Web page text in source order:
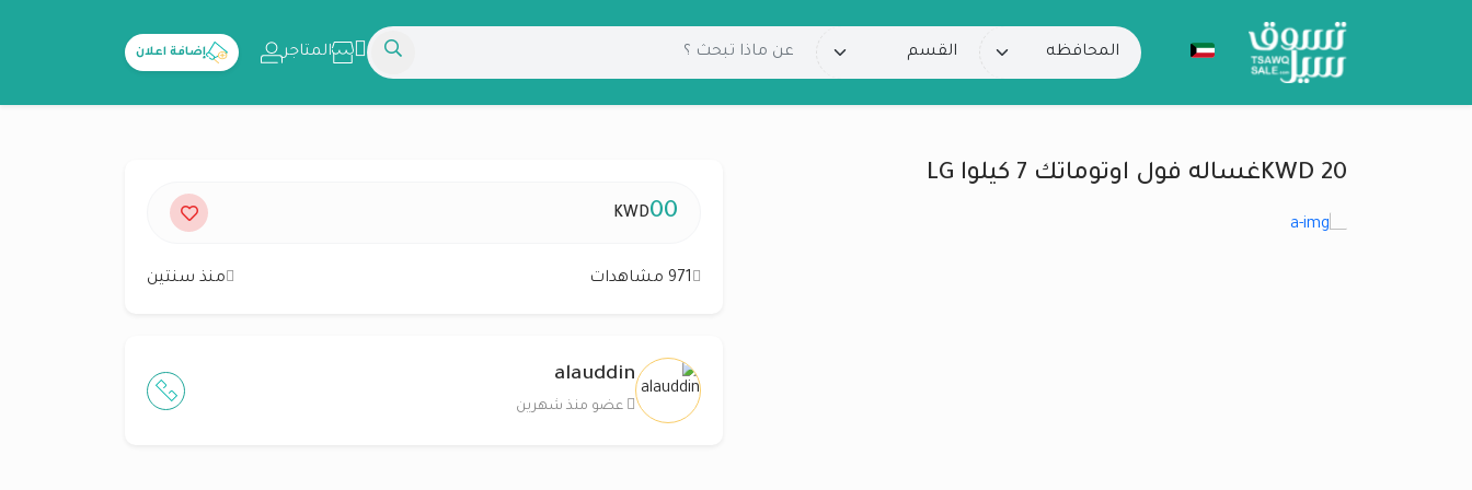
المتاجر إضافة اعلان
20 KWDغساله فول اوتوماتك 7 كيلوا LG
00
KWD
971 مشاهدات منذ سنتين
alauddin
عضو منذ شهرين